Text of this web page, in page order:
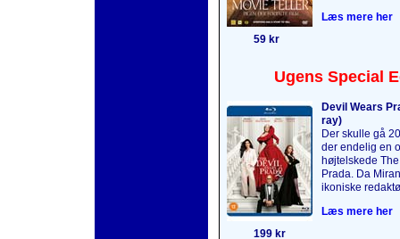
Læs mere her
59 kr
Ugens Special
Devil Wears
ray)
Der skulle gå
der endelig en
højtelskede
Prada. Da
ikoniske
Læs mere her
199 kr